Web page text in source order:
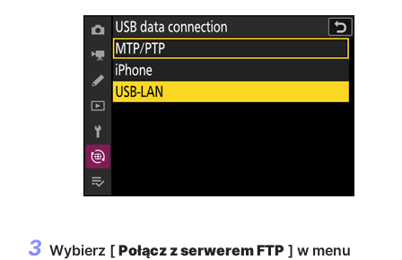
Wybierz [ Połącz z serwerem FTP ] w menu